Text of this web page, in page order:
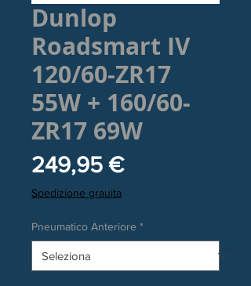
Dunlop
Roadsmart IV
120/60-ZR17
55W + 160/60-
ZR17 69W
249,95 €Prezzo
Spedizione grauita
Pneumatico Anteriore *